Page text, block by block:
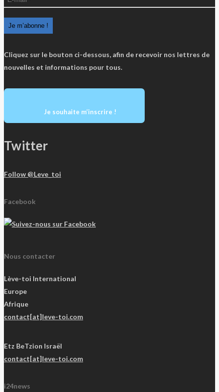
Cliquez sur le bouton ci-dessous, afin de recevoir nos lettres de
nouvelles et informations pour tous.
Je souhaite m’inscrire !
Twitter
Follow @Leve_toi
Facebook
Nous contacter
Lève-toi International
Europe
Afrique
contact[at]leve-toi.com
Etz BeTzion Israël
contact[at]leve-toi.com
i24news